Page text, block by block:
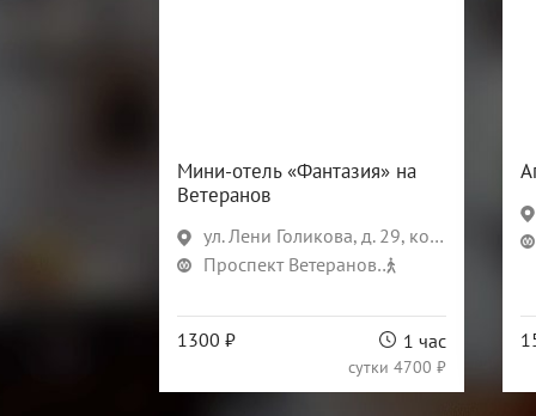
Мини-отель «Фантазия» на
Ветеранов
ул. Лени Голикова, д. 29, корп. 8
Проспект Ветеранов
1300 ₽ 1 час
сутки 4700 ₽